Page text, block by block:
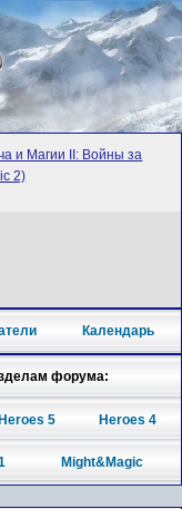
и Магии II: Войны за
2)
Календарь
форума:
5 Heroes 4
Might&Magic